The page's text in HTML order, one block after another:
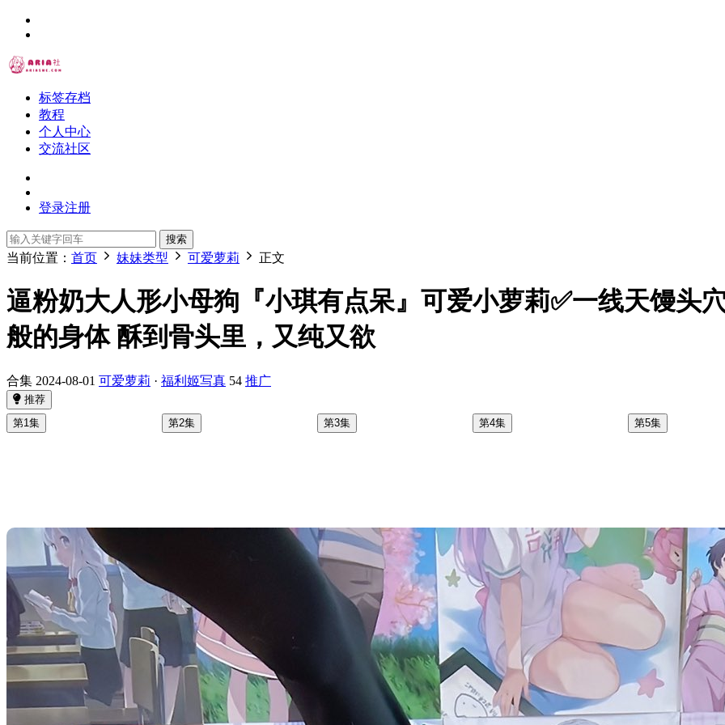
标签存档
教程
个人中心
交流社区
登录注册
搜索
当前位置： 首页 妹妹类型 可爱萝莉 正文
逼粉奶大人形小母狗『小琪有点呆』可爱小萝莉✅一线天馒头
般的身体 酥到骨头里，又纯又欲
合集 2024-08-01 可爱萝莉 · 福利姬写真 54 推广
推荐
第1集
第2集 第3集 第4集 第5集